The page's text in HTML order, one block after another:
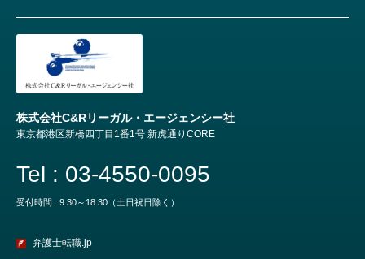
弁護士転職.jp
株式会社C&Rリーガル・エージェンシー社
東京都港区新橋四丁目1番1号 新虎通りCORE
Tel : 03-4550-0095
受付時間 : 9:30～18:30（土日祝日除く）